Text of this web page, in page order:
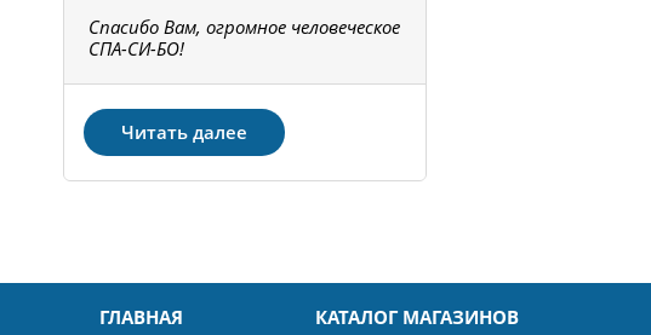
Спасибо Вам, огромное человеческое
СПА-СИ-БО!
Читать далее
ГЛАВНАЯ КАТАЛОГ МАГАЗИНОВ